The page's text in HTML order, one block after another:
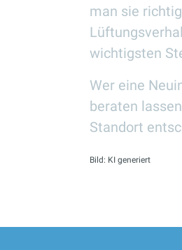
man sie
wichtigsten
Wer eine
beraten
Standort
Bild: KI generiert